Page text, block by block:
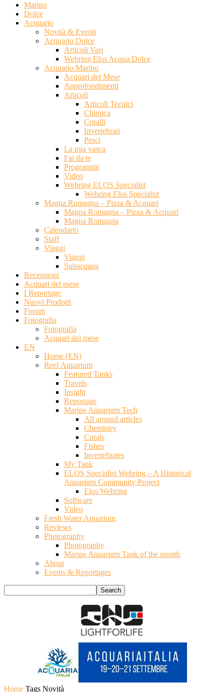
Marino
Dolce
Acquario
Novità & Eventi
Acquario Dolce
Articoli Vari
Webring Elos Acqua Dolce
Acquario Marino
Acquari del Mese
Approfondimenti
Articoli
Articoli Tecnici
Chimica
Coralli
Invertebrati
Pesci
La mia vasca
Fai da te
Programmi
Video
Webring ELOS Specialist
Webring Elos Specialist
Magna Romagna – Pizza & Acquari
Magna Romagna – Pizza & Acquari
Magna Romagna
Calendario
Staff
Viaggi
Viaggi
Subacquea
Recensioni
Acquari del mese
I Reportage
Nuovi Prodotti
Forum
Fotografia
Fotografia
Acquari del mese
EN
Home (EN)
Reef Aquarium
Featured Tanks
Travels
Insight
Reportage
Marine Aquarium Tech
All around articles
Chemistry
Corals
Fishes
Invertebrates
My Tank
ELOS Specialist Webring – A Historical
Aquarium Community Project
Elos Webring
Software
Video
Fresh Water Aquarium
Reviews
Photography
Photography
Marine Aquarium Tank of the month
About
Events & Reportages
Home Tags Novità